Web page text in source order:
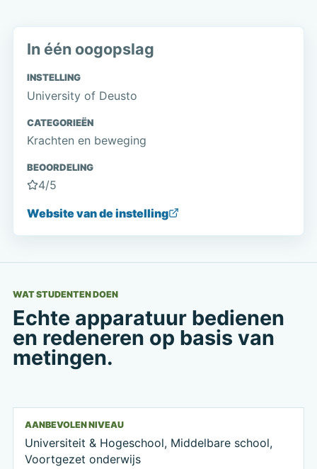
In één oogopslag
INSTELLING
University of Deusto
CATEGORIEËN
Krachten en beweging
BEOORDELING
4/5
Website van de instelling
WAT STUDENTEN DOEN
Echte apparatuur bedienen
en redeneren op basis van
metingen.
AANBEVOLEN NIVEAU
Universiteit & Hogeschool, Middelbare school,
Voortgezet onderwijs